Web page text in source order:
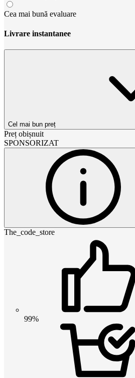
Cea mai bună evaluare
Livrare instantanee
Cel mai bun preț
Preț obișnuit
SPONSORIZAT
The_code_store
99%